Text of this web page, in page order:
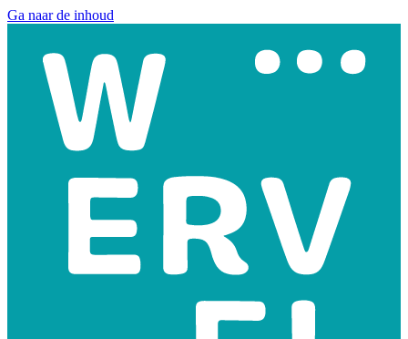
Ga naar de inhoud